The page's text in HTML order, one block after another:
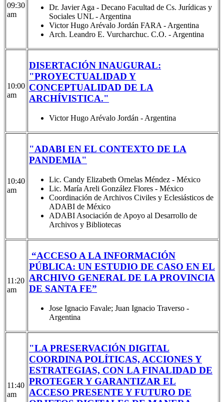
09:30
am
Dr. Javier Aga - Decano Facultad de Cs. Jurídicas y
Sociales UNL - Argentina
Victor Hugo Arévalo Jordán FARA - Argentina
Arch. Leandro E. Vurcharchuc. C.O. - Argentina
10:00
am
DISERTACIÓN INAUGURAL:
"PROYECTUALIDAD Y
CONCEPTUALIDAD DE LA
ARCHÍVISTICA."
Victor Hugo Arévalo Jordán - Argentina
10:40
am
"ADABI EN EL CONTEXTO DE LA
PANDEMIA"
Lic. Candy Elizabeth Ornelas Méndez - México
Lic. María Areli González Flores - México
Coordinación de Archivos Civiles y Eclesiásticos de
ADABI de México
ADABI Asociación de Apoyo al Desarrollo de
Archivos y Bibliotecas
11:20
am
“ACCESO A LA INFORMACIÓN
PÚBLICA: UN ESTUDIO DE CASO EN EL
ARCHIVO GENERAL DE LA PROVINCIA
DE SANTA FE”
Jose Ignacio Favale; Juan Ignacio Traverso -
Argentina
11:40
am
"LA PRESERVACIÓN DIGITAL
COORDINA POLÍTICAS, ACCIONES Y
ESTRATEGIAS, CON LA FINALIDAD DE
PROTEGER Y GARANTIZAR EL
ACCESO PRESENTE Y FUTURO DE